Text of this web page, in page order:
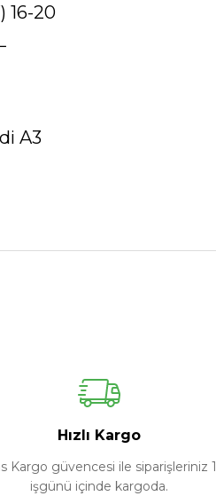
16-20
A3
Hızlı Kargo
Kargo güvencesi ile siparişleriniz 1
işgünü içinde kargoda.